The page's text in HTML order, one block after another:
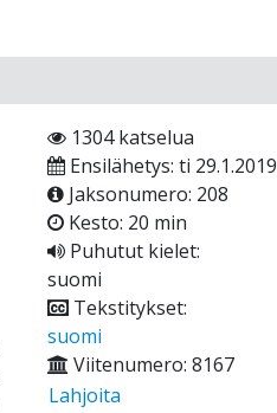
1304 katselua
Ensilähetys: ti 29.1.2019
Jaksonumero: 208
Kesto: 20 min
Puhutut kielet:
suomi
Tekstitykset:
suomi
Viitenumero: 8167
Lahjoita